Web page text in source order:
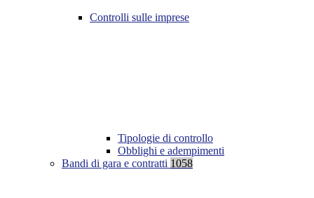
Controlli sulle imprese
Tipologie di controllo
Obblighi e adempimenti
Bandi di gara e contratti 1058